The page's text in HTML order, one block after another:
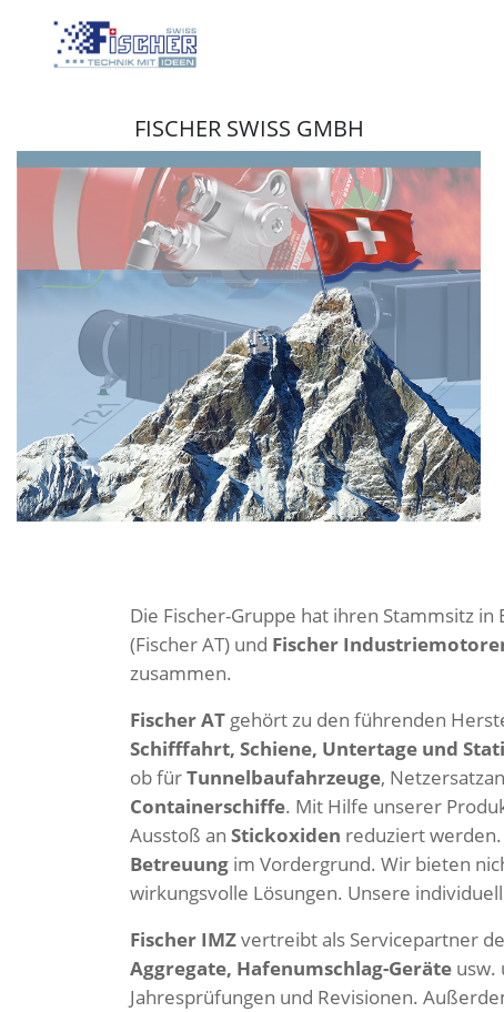
FISCHER SWISS GMBH
Die Fischer-Gruppe hat ihren Stammsitz
(Fischer AT) und Fischer
zusammen.
Fischer AT gehört zu den führenden
Schifffahrt, Schiene, Untertage und
ob fürTunnelbaufahrzeuge,
Containerschiffe. Mit Hilfe unserer
Ausstoß an Stickoxiden reduziert
Betreuung im Vordergrund. Wir bieten
wirkungsvolle Lösungen. Unsere
Fischer IMZvertreibt als Servicepartner
Aggregate, Hafenumschlag-Geräte usw.
Jahresprüfungen und Revisionen.